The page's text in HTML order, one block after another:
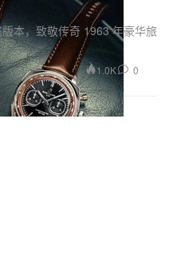
本，致敬传奇 1963 年豪华旅
1.0K 0